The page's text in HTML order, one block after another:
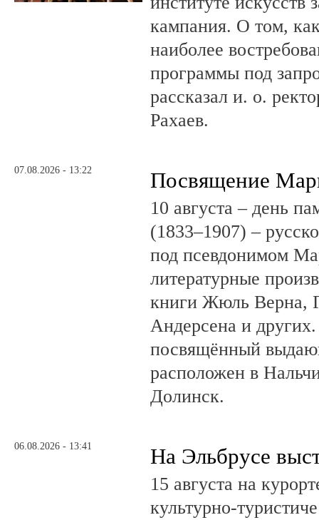
кампания. О том,
наиболее
программы под
рассказал и. о.
Рахаев.
07.08.2026 - 13:22 Посвящение
10 августа – день
(1833–1907) –
под псевдонимом
литературные
книги Жюль Верна,
Андерсена и
посвящённый
расположен в
Долинск.
06.08.2026 - 13:41 На Эльбрусе
15 августа на
культурно-